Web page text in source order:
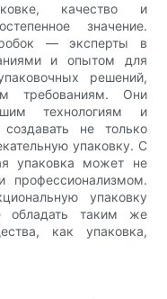
качество и
значение.
— эксперты в
и опытом для
решений,
требованиям. Они
технологиям и
не только
упаковку. С
упаковка может не
профессионализмом.
упаковку
обладать таким же
как упаковка,